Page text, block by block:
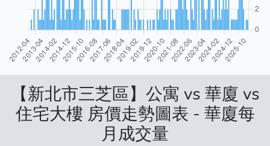
【新北市三芝區】公寓 vs 華廈 vs
住宅大樓 房價走勢圖表 - 華廈每
月成交量